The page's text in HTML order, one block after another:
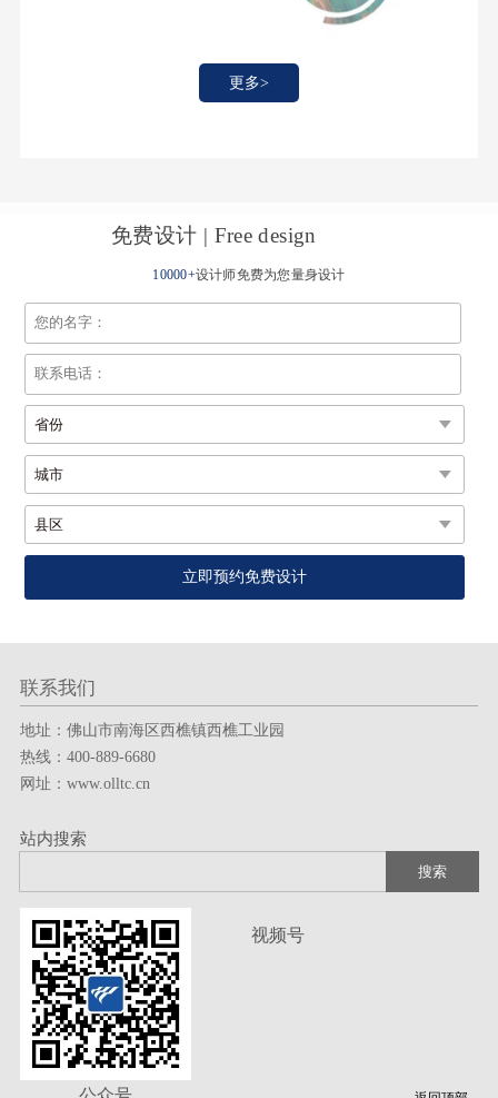
复刻古堡石壁原生肌理，浪漫复古；微模+超细干粒，高级
耐看；高致密砖面耐磨抗造，长期使用不易刮花；砖面紧
实细腻不藏污，省心好打理。
更多>
水磨石
简约质感，现代高级
潮流水磨石纹理，简约素雅，适配多元风格空间；干粒仿
真细节精细还原石子的嵌套感；高致密砖面耐磨抗造，长
更多>
免费设计 | Free design
10000+设计师免费为您量身设计
版权所有© 佛山市申粤陶瓷有限公司 备案号：
联系我们
地址：佛山市南海区西樵镇西樵工业园
热线：400-889-6680
网址：www.olltc.cn
站内搜索
视频号